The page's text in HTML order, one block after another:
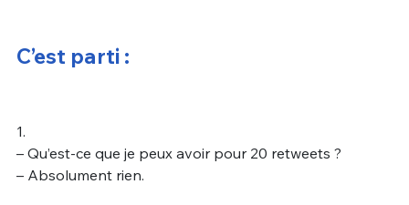
C’est parti :
1.
– Qu’est-ce que je peux avoir pour 20 retweets ?
– Absolument rien.